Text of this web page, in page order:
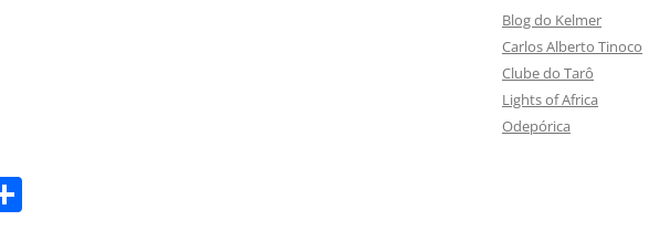
Blog do Kelmer
Carlos Alberto Tinoco
Clube do Tarô
Lights of Africa
Odepórica